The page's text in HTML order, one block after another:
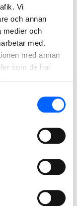
Vi
och annan
medier och
med.
med annan
som de har